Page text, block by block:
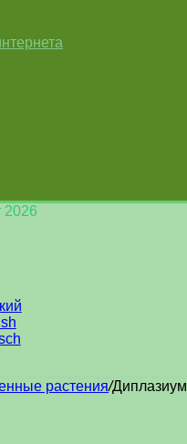
2026
растения/Диплазиум